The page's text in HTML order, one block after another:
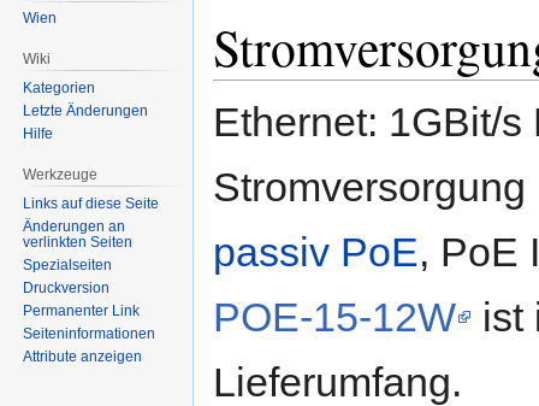
Ethernet: 1GBit/s
Stromversorgung
passiv PoE, PoE
POE-15-12W
ist
Lieferumfang.
Wien
Wiki
Kategorien
Letzte Änderungen
Hilfe
Werkzeuge
Links auf diese Seite
Änderungen an
verlinkten Seiten
Spezialseiten
Druckversion
Permanenter Link
Seiten­informationen
Attribute anzeigen